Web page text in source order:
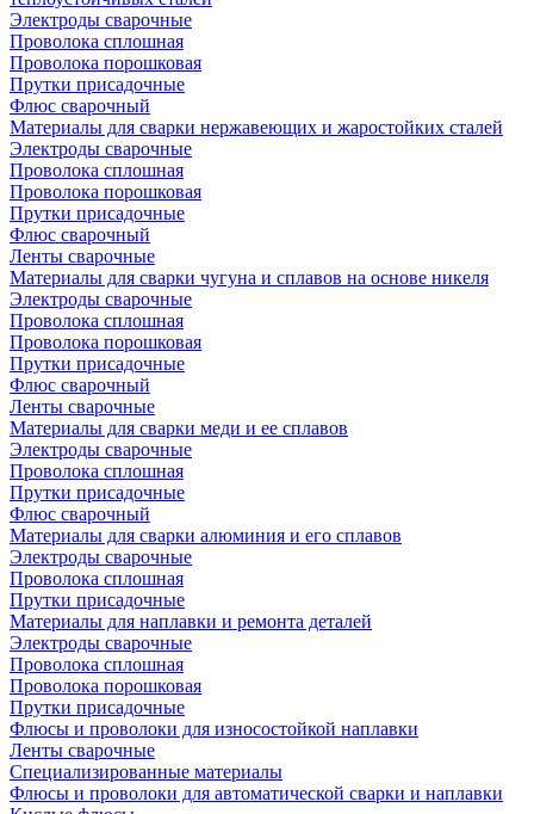
Электроды сварочные
Проволока сплошная
Проволока порошковая
Прутки присадочные
Флюс сварочный
Материалы для сварки нержавеющих и жаростойких сталей
Электроды сварочные
Проволока сплошная
Проволока порошковая
Прутки присадочные
Флюс сварочный
Ленты сварочные
Материалы для сварки чугуна и сплавов на основе никеля
Электроды сварочные
Проволока сплошная
Проволока порошковая
Прутки присадочные
Флюс сварочный
Ленты сварочные
Материалы для сварки меди и ее сплавов
Электроды сварочные
Проволока сплошная
Прутки присадочные
Флюс сварочный
Материалы для сварки алюминия и его сплавов
Электроды сварочные
Проволока сплошная
Прутки присадочные
Материалы для наплавки и ремонта деталей
Электроды сварочные
Проволока сплошная
Проволока порошковая
Прутки присадочные
Флюсы и проволоки для износостойкой наплавки
Ленты сварочные
Специализированные материалы
Флюсы и проволоки для автоматической сварки и наплавки